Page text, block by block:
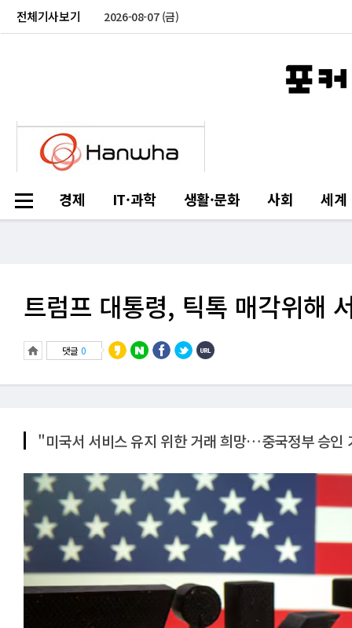
전체기사보기 2026-08-07 (금)
경제 IT·과학 생활·문화 사회 세계
트럼프 대통령, 틱톡 매각위해
댓글 0
"미국서 서비스 유지 위한 거래 희망…중국정부 승인